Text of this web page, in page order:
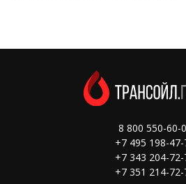
8 800 550-60-
+7 495 198-
+7 343 204-72-
+7 351 214-